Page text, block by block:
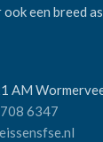
een breed
AM
6347